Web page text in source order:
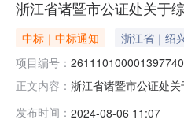
浙江省诸暨市公证处关于
中标｜中标通知
浙江省｜绍
项目编号：
正文内容： 浙江省诸暨市公证处
46000.0项目所在行政
发布时间： 2024-08-06 11:07